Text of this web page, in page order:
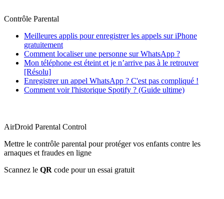
Contrôle Parental
Meilleures applis pour enregistrer les appels sur iPhone
gratuitement
Comment localiser une personne sur WhatsApp ?
Mon téléphone est éteint et je n’arrive pas à le retrouver
[Résolu]
Enregistrer un appel WhatsApp ? C'est pas compliqué !
Comment voir l'historique Spotify ? (Guide ultime)
AirDroid Parental Control
Mettre le contrôle parental pour protéger vos enfants contre les
arnaques et fraudes en ligne
Scannez le QR code pour un essai gratuit